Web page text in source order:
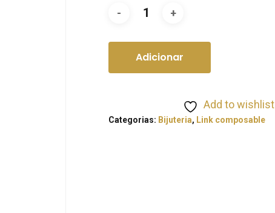
Adicionar
Add to wishlist
Categorias: Bijuteria, Link composable